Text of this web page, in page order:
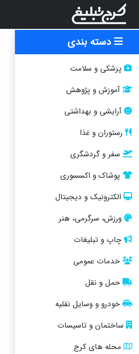
دسته بندی
پزشکی و سلامت
آموزش و پژوهش
آرایشی و بهداشتی
رستوران و غذا
سفر و گردشگری
پوشاک و اکسسوری
الکترونیک و دیجیتال
ورزش، سرگرمی، هنر
چاپ و تبلیغات
خدمات عمومی
حمل و نقل
خودرو و وسایل نقلیه
ساختمان و تاسیسات
محله های کرج